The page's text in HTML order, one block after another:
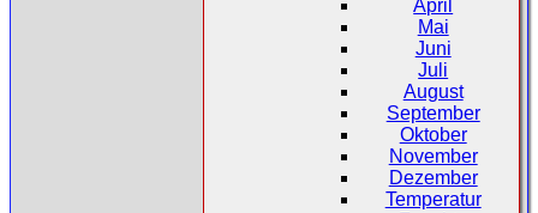
April
Mai
Juni
Juli
August
September
Oktober
November
Dezember
Temperatur